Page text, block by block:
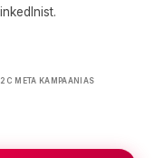
META KAMPAANIAS